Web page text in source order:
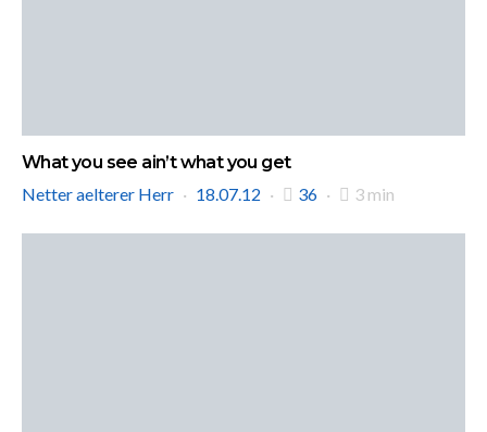
What you see ain’t what you get
Netter aelterer Herr
18.07.12 36 3 min